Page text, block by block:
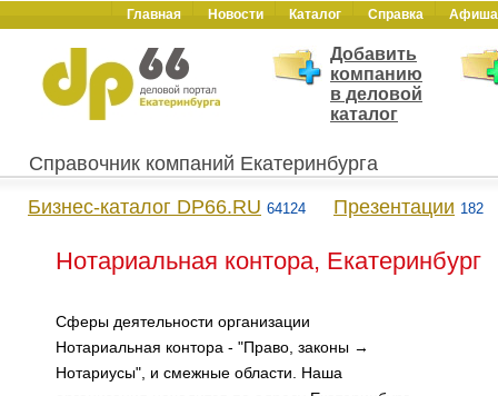
Главная Новости Каталог Справка Афиша
Добавить
компанию
в деловой
каталог
Справочник компаний Екатеринбурга
Бизнес-каталог DP66.RU 64124 Презентации 182
Нотариальная контора, Екатеринбург
Сферы деятельности организации
Нотариальная контора - "Право, законы →
Нотариусы", и смежные области. Наша